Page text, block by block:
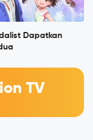
Dapatkan
TV